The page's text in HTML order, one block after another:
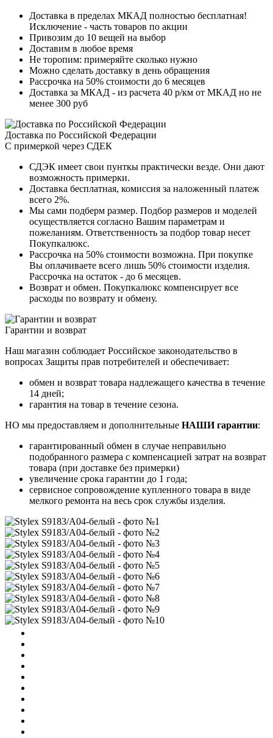
Доставка в пределах МКАД полностью бесплатная!
Исключение - часть товаров по акции
Привозим до 10 вещей на выбор
Доставим в любое время
Не торопим: примеряйте сколько нужно
Можно сделать доставку в день обращения
Рассрочка на 50% стоимости до 6 месяцев
Доставка за МКАД - из расчета 40 р/км от МКАД но не
менее 300 руб
Доставка по Российской Федерации
С примеркой через СДЕК
СДЭК имеет свои пунткы практически везде. Они дают
возможность примерки.
Доставка бесплатная, комиссия за наложенный платеж
всего 2%.
Мы сами подберм размер. Подбор размеров и моделей
осуществляется согласно Вашим параметрам и
пожеланиям. Ответственность за подбор товар несет
Покупкалюкс.
Рассрочка на 50% стоимости возможна. При покупке
Вы оплачиваете всего лишь 50% стоимости изделия.
Рассрочка на остаток - до 6 месяцев.
Возврат и обмен. Покупкалюкс компенсирует все
расходы по возврату и обмену.
Гарантии и возврат
Наш магазин соблюдает Российское законодательство в
вопросах Защиты прав потребителей и обеспечивает:
обмен и возврат товара надлежащего качества в течение
14 дней;
гарантия на товар в течение сезона.
НО мы предоставляем и дополнительные НАШИ гарантии:
гарантированный обмен в случае неправильно
подобранного размера с компенсацией затрат на возврат
товара (при доставке без примерки)
увеличение срока гарантии до 1 года;
сервисное сопровождение купленного товара в виде
мелкого ремонта на весь срок службы изделия.